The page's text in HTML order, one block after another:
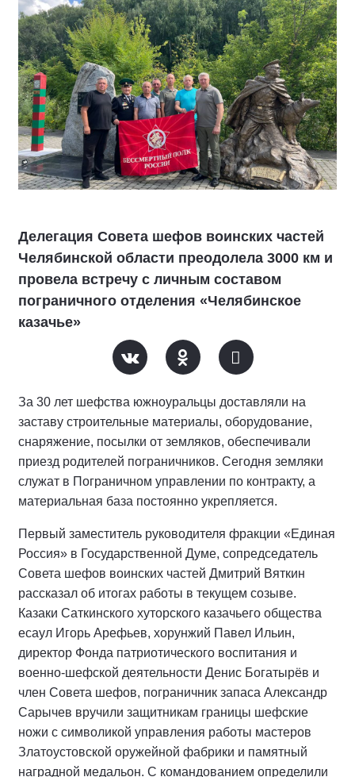
Делегация Совета шефов воинских частей
Челябинской области преодолела 3000 км и
провела встречу с личным составом
пограничного отделения «Челябинское
казачье»
За 30 лет шефства южноуральцы доставляли на
заставу строительные материалы, оборудование,
снаряжение, посылки от земляков, обеспечивали
приезд родителей пограничников. Сегодня земляки
служат в Пограничном управлении по контракту, а
материальная база постоянно укрепляется.
Первый заместитель руководителя фракции «Единая
Россия» в Государственной Думе, сопредседатель
Совета шефов воинских частей Дмитрий Вяткин
рассказал об итогах работы в текущем созыве.
Казаки Саткинского хуторского казачьего общества
есаул Игорь Арефьев, хорунжий Павел Ильин,
директор Фонда патриотического воспитания и
военно-шефской деятельности Денис Богатырёв и
член Совета шефов, пограничник запаса Александр
Сарычев вручили защитникам границы шефские
ножи с символикой управления работы мастеров
Златоустовской оружейной фабрики и памятный
наградной медальон. С командованием определили